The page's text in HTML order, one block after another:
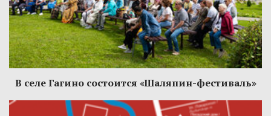
В селе Гагино состоится «Шаляпин-фестиваль»